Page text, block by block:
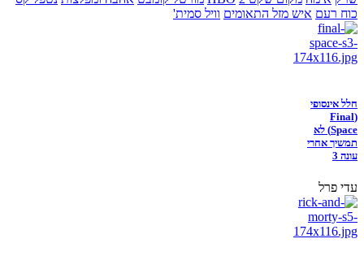
כוח רעם איש מזל התאומים וויל סמית'
חלל אינסופי
(Final
Space) לא
תמשיך אחרי
עונה 3
עדי פרל